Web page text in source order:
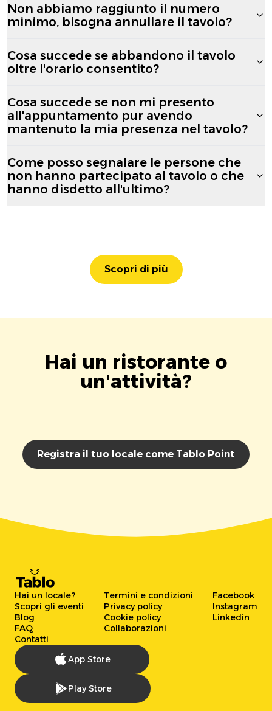
Non abbiamo raggiunto il numero
minimo, bisogna annullare il tavolo?
Cosa succede se abbandono il tavolo
oltre l'orario consentito?
Cosa succede se non mi presento
all'appuntamento pur avendo
mantenuto la mia presenza nel tavolo?
Come posso segnalare le persone che
non hanno partecipato al tavolo o che
hanno disdetto all'ultimo?
Scopri di più
Hai un ristorante o
un'attività?
Registra il tuo locale come Tablo Point
Hai un locale?
Scopri gli eventi
Blog
FAQ
Contatti
Termini e condizioni
Privacy policy
Cookie policy
Collaborazioni
Facebook
Instagram
Linkedin
App Store
Play Store